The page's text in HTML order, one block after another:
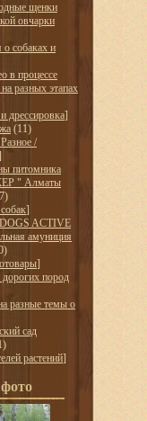
щенки
овчарки
собаках и
в процессе
разных этапах
дрессировка]
(11)
/
питомника
" Алматы
]
ACTIVE
амуниция
]
пород
разные темы о
сад
растений]